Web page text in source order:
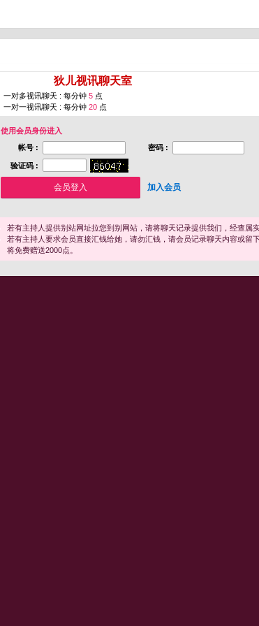
狄儿视讯聊天室
一对多视讯聊天 : 每分钟 5 点
一对一视讯聊天 : 每分钟 20 点
使用会员身份进入
帐号 :
密码 :
验证码 :
加入会员
若有主持人提供别站网址拉您到别网站，请将聊天记录提供我们，经查属
若有主持人要求会员直接汇钱给她，请勿汇钱，请会员记录聊天内容或留
将免费赠送2000点。